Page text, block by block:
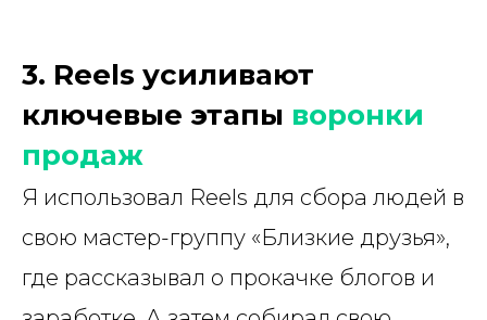
3. Reels усиливают
ключевые этапы воронки
продаж
Я использовал Reels для сбора людей в
свою мастер-группу «Близкие друзья»,
где рассказывал о прокачке блогов и